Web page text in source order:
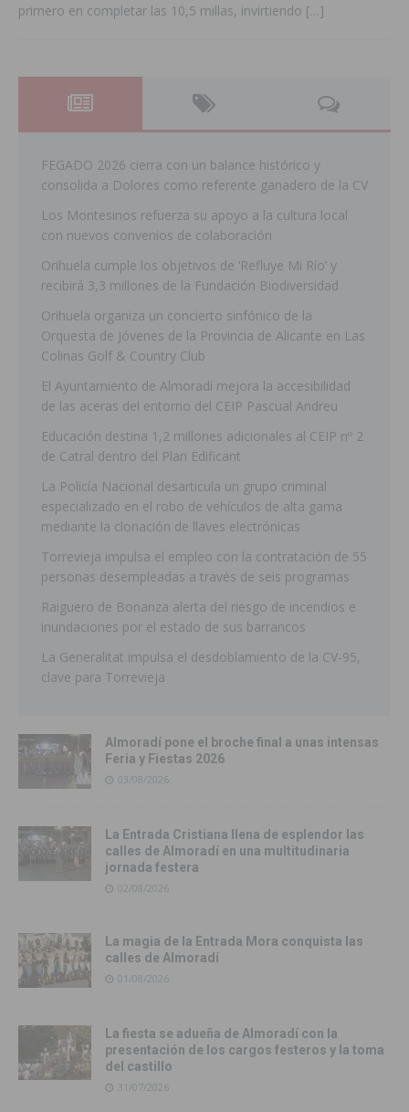
primero en completar las 10,5 millas, invirtiendo […]
FEGADO 2026 cierra con un balance histórico y
consolida a Dolores como referente ganadero de la CV
Los Montesinos refuerza su apoyo a la cultura local
con nuevos convenios de colaboración
Orihuela cumple los objetivos de ‘Refluye Mi Río’ y
recibirá 3,3 millones de la Fundación Biodiversidad
Orihuela organiza un concierto sinfónico de la
Orquesta de Jóvenes de la Provincia de Alicante en Las
Colinas Golf & Country Club
El Ayuntamiento de Almoradí mejora la accesibilidad
de las aceras del entorno del CEIP Pascual Andreu
Educación destina 1,2 millones adicionales al CEIP nº 2
de Catral dentro del Plan Edificant
La Policía Nacional desarticula un grupo criminal
especializado en el robo de vehículos de alta gama
mediante la clonación de llaves electrónicas
Torrevieja impulsa el empleo con la contratación de 55
personas desempleadas a través de seis programas
Raiguero de Bonanza alerta del riesgo de incendios e
inundaciones por el estado de sus barrancos
La Generalitat impulsa el desdoblamiento de la CV-95,
clave para Torrevieja
Almoradí pone el broche final a unas intensas
Feria y Fiestas 2026
03/08/2026
La Entrada Cristiana llena de esplendor las
calles de Almoradí en una multitudinaria
jornada festera
02/08/2026
La magia de la Entrada Mora conquista las
calles de Almoradí
01/08/2026
La fiesta se adueña de Almoradí con la
presentación de los cargos festeros y la toma
del castillo
31/07/2026